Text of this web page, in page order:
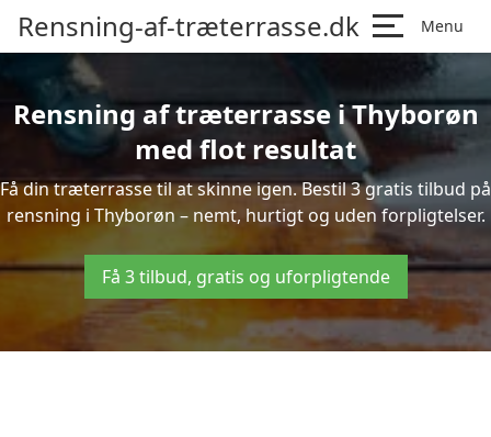
Rensning-af-træterrasse.dk Menu
Rensning af træterrasse i Thyborøn
med flot resultat
Få din træterrasse til at skinne igen. Bestil 3 gratis tilbud på
rensning i Thyborøn – nemt, hurtigt og uden forpligtelser.
Få 3 tilbud, gratis og uforpligtende